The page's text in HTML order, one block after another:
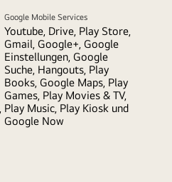
Google Mobile Services
Youtube, Drive, Play Store,
Gmail, Google+, Google
Einstellungen, Google
Suche, Hangouts, Play
Books, Google Maps, Play
Games, Play Movies & TV,
Play Music, Play Kiosk und
Google Now